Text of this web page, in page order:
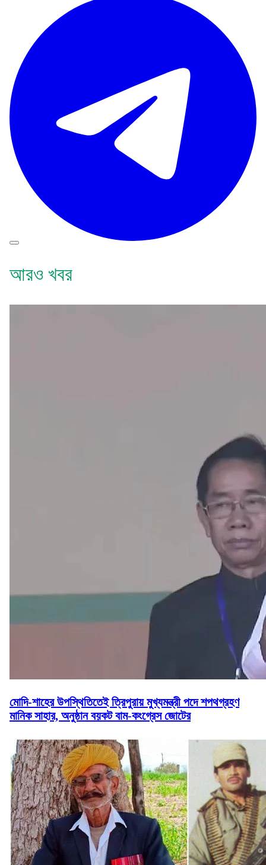
আরও খবর
মোদি-শাহের উপস্থিতিতেই ত্রিপুরায় মুখ্যমন্ত্রী পদে শপথগ্রহণ
মানিক সাহার, অনুষ্ঠান বয়কট বাম-কংগ্রেস জোটের